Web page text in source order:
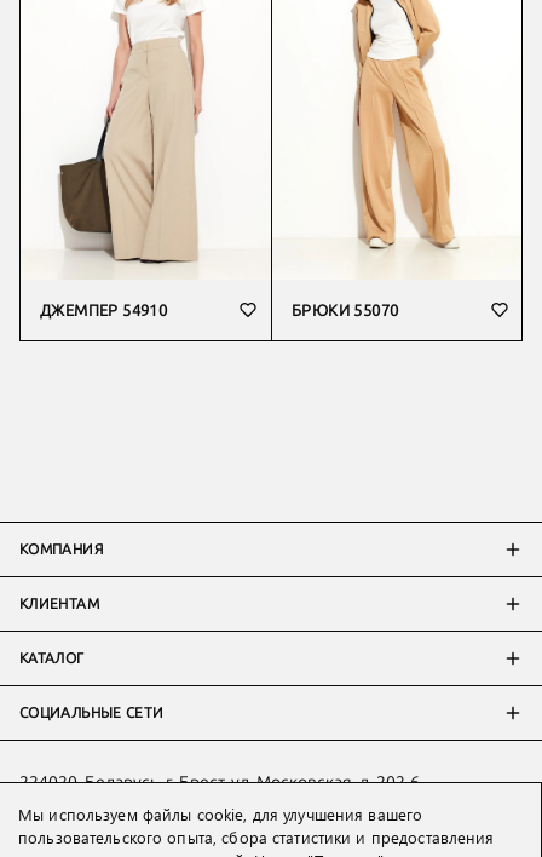
ДЖЕМПЕР 54910 БРЮКИ 55070
КОМПАНИЯ
КЛИЕНТАМ
КАТАЛОГ
СОЦИАЛЬНЫЕ СЕТИ
224020, Беларусь, г. Брест, ул. Московская, д. 202-6
Тел:+7 993 398 36 60(WhatsApp
Тел:+375 29 205 80 10( WhatsApp,Viber)
Мы используем файлы cookie, для улучшения вашего
пользовательского опыта, сбора статистики и предоставления